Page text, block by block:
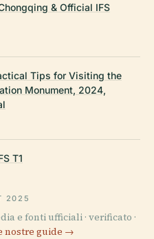
& Official IFS
Tips for Visiting the
Monument, 2024,
T1
2025
e fonti ufficiali · verificato ·
nostre guide →